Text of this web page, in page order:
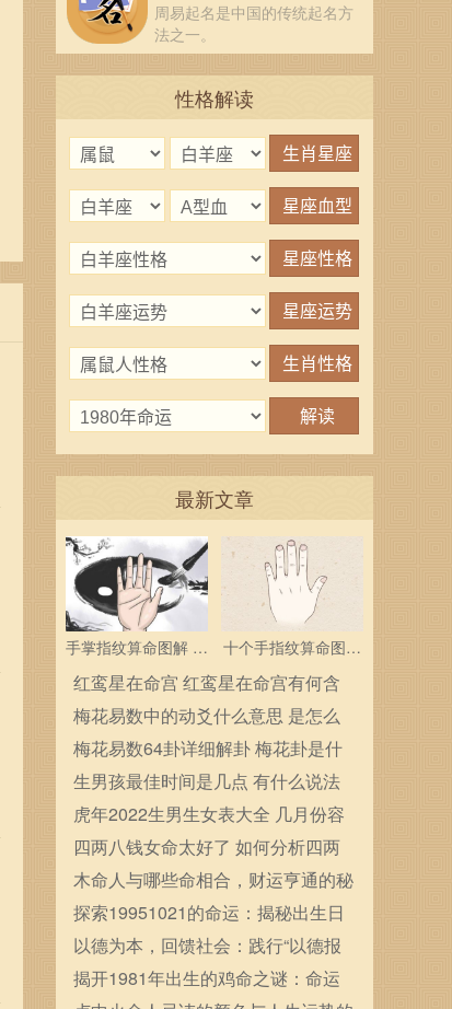
周易起名是中国的传统起名方
法之一。
性格解读
最新文章
手掌指纹算命图解 三
个斗多为中层领导
十个手指纹算命图解
分析指纹算命是什么
红鸾星在命宫 红鸾星在命宫有何含
义
梅花易数中的动爻什么意思 是怎么
确定的
梅花易数64卦详细解卦 梅花卦是什
么
生男孩最佳时间是几点 有什么说法
虎年2022生男生女表大全 几月份容
易生男宝宝
四两八钱女命太好了 如何分析四两
八钱女命
木命人与哪些命相合，财运亨通的秘
密探究
探索19951021的命运：揭秘出生日
期的命理奥秘
以德为本，回馈社会：践行“以德报
德”的人生哲学
揭开1981年出生的鸡命之谜：命运